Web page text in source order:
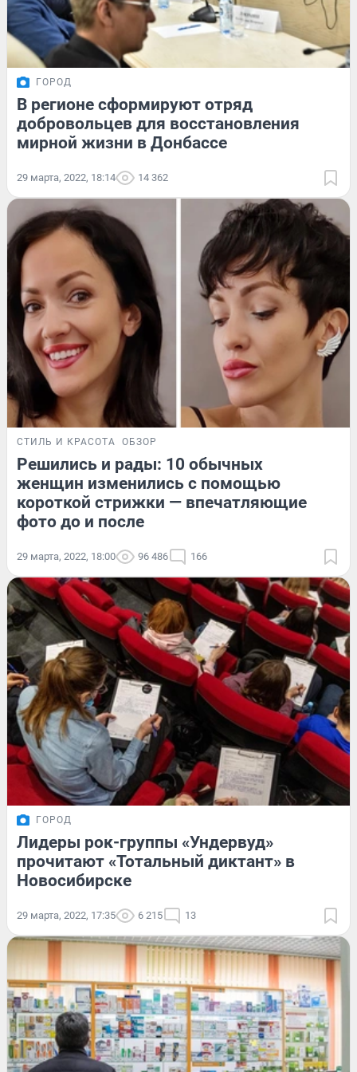
ГОРОД
В регионе сформируют отряд
добровольцев для восстановления
мирной жизни в Донбассе
29 марта, 2022, 18:14 14 362
СТИЛЬ И КРАСОТА ОБЗОР
Решились и рады: 10 обычных
женщин изменились с помощью
короткой стрижки — впечатляющие
фото до и после
29 марта, 2022, 18:00 96 486 166
ГОРОД
Лидеры рок-группы «Ундервуд»
прочитают «Тотальный диктант» в
Новосибирске
29 марта, 2022, 17:35 6 215 13